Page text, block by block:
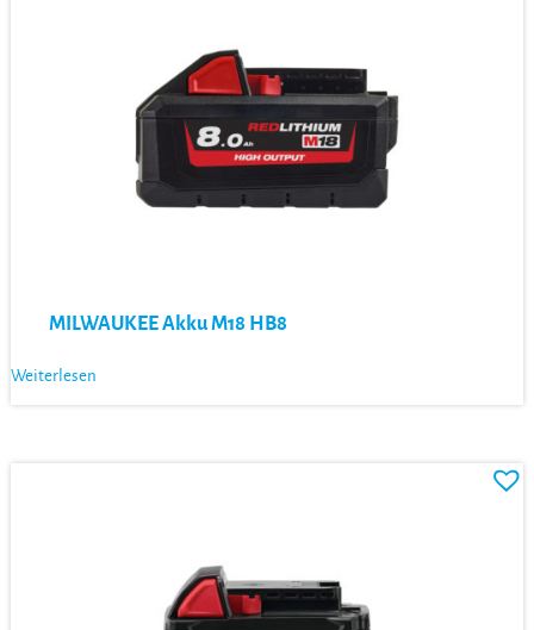
MILWAUKEE Akku M18 HB8
Weiterlesen